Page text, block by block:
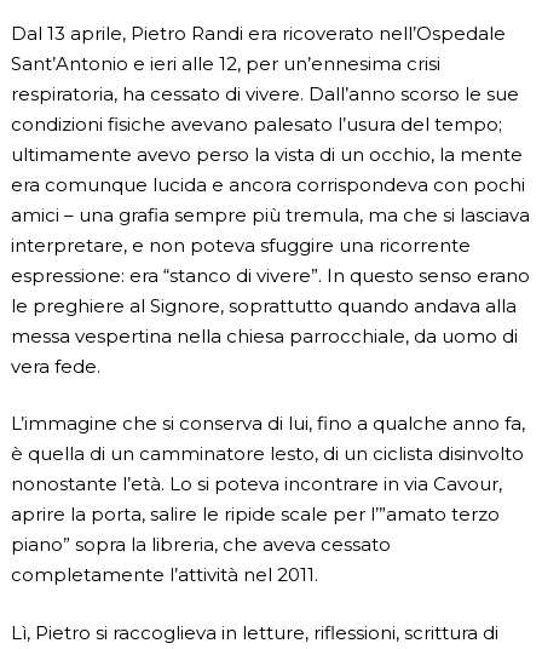
Dal 13 aprile, Pietro Randi era ricoverato nell’Ospedale
Sant’Antonio e ieri alle 12, per un’ennesima crisi
respiratoria, ha cessato di vivere. Dall’anno scorso le sue
condizioni fisiche avevano palesato l’usura del tempo;
ultimamente avevo perso la vista di un occhio, la mente
era comunque lucida e ancora corrispondeva con pochi
amici – una grafia sempre più tremula, ma che si lasciava
interpretare, e non poteva sfuggire una ricorrente
espressione: era “stanco di vivere”. In questo senso erano
le preghiere al Signore, soprattutto quando andava alla
messa vespertina nella chiesa parrocchiale, da uomo di
vera fede.
L’immagine che si conserva di lui, fino a qualche anno fa,
è quella di un camminatore lesto, di un ciclista disinvolto
nonostante l’età. Lo si poteva incontrare in via Cavour,
aprire la porta, salire le ripide scale per l’”amato terzo
piano” sopra la libreria, che aveva cessato
completamente l’attività nel 2011.
Lì, Pietro si raccoglieva in letture, riflessioni, scrittura di